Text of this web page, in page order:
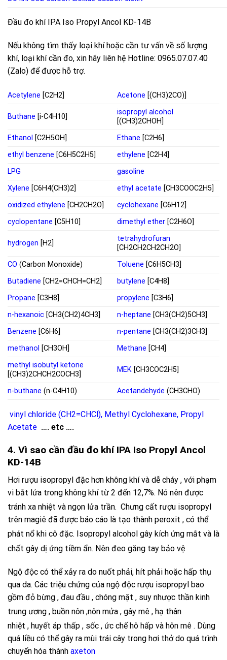
Đầu đo khí IPA Iso Propyl Ancol KD-14B
Nếu không tìm thấy loại khí hoặc cần tư vấn về số lượng
khí, loại khí cần đo, xin hãy liên hệ Hotline: 0965.07.07.40
(Zalo) để được hỗ trợ.
Acetylene [C2H2] Acetone [(CH3)2CO)]
Buthane [i-C4H10]
isopropyl alcohol
[(CH3)2CHOH]
Ethanol [C2H5OH] Ethane [C2H6]
ethyl benzene [C6H5C2H5] ethylene [C2H4]
LPG
gasoline
Xylene [C6H4(CH3)2] ethyl acetate [CH3COOC2H5]
oxidized ethylene [CH2CH2O] cyclohexane [C6H12]
cyclopentane [C5H10] dimethyl ether [C2H6O]
hydrogen [H2]
tetrahydrofuran
[CH2CH2CH2CH2O]
CO (Carbon Monoxide) Toluene [C6H5CH3]
Butadiene [CH2=CHCH=CH2] butylene [C4H8]
Propane [C3H8] propylene [C3H6]
n-hexanoic [CH3(CH2)4CH3] n-heptane [CH3(CH2)5CH3]
Benzene [C6H6] n-pentane [CH3(CH2)3CH3]
methanol [CH3OH] Methane [CH4]
methyl isobutyl ketone
[(CH3)2CHCH2COCH3]
MEK [CH3COC2H5]
n-buthane (n-C4H10) Acetandehyde (CH3CHO)
vinyl chloride (CH2=CHCl), Methyl Cyclohexane, Propyl
Acetate …. etc ….
4. Vì sao cần đầu đo khí IPA Iso Propyl Ancol
KD-14B
Hơi rượu isopropyl đặc hơn không khí và dễ cháy , với phạm
vi bắt lửa trong không khí từ 2 đến 12,7%. Nó nên được
tránh xa nhiệt và ngọn lửa trần. Chưng cất rượu isopropyl
trên magiê đã được báo cáo là tạo thành peroxit , có thể
phát nổ khi cô đặc. Isopropyl alcohol gây kích ứng mắt và là
chất gây dị ứng tiềm ẩn. Nên đeo găng tay bảo vệ
Ngộ độc có thể xảy ra do nuốt phải, hít phải hoặc hấp thụ
qua da. Các triệu chứng của ngộ độc rượu isopropyl bao
gồm đỏ bừng , đau đầu , chóng mặt , suy nhược thần kinh
trung ương , buồn nôn ,nôn mửa , gây mê , hạ thân
nhiệt , huyết áp thấp , sốc , ức chế hô hấp và hôn mê . Dùng
quá liều có thể gây ra mùi trái cây trong hơi thở do quá trình
chuyển hóa thành axeton